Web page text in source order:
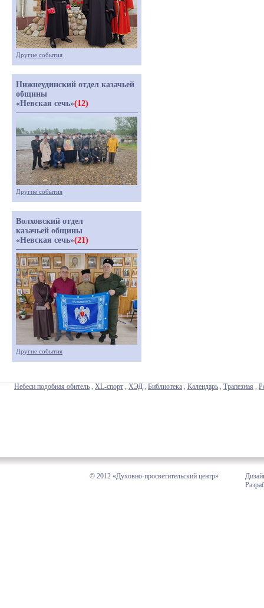
Другие события
Нижнеудинский отдел казачьей
общины
«Невская сечь»(12)
Другие события
Волховский отдел
казачьей общины
«Невская сечь»(21)
Другие события
Небеси подобная обитель , XL-спорт , ХЭД , Библиотека , Календарь , Трапезная ,
© 2012 «Духовно-просветительский центр»